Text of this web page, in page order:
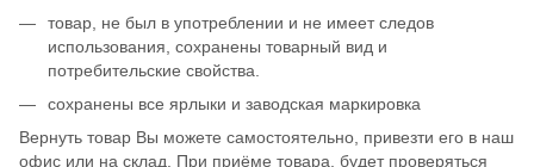
товар, не был в употреблении и не имеет следов
использования, сохранены товарный вид и
потребительские свойства.
сохранены все ярлыки и заводская маркировка
Вернуть товар Вы можете самостоятельно, привезти его в наш
офис или на склад. При приёме товара, будет проверяться